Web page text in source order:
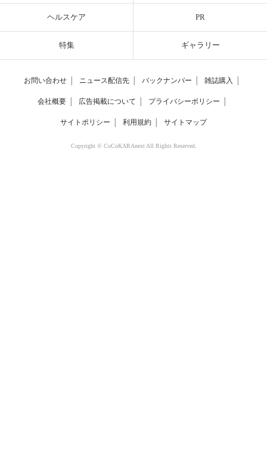
ヘルスケア PR
特集 ギャラリー
お問い合わせ ニュース配信先 バックナンバー 雑誌購入
会社概要 広告掲載について プライバシーポリシー
サイトポリシー 利用規約 サイトマップ
Copyright © CoCoKARAnext All Rights Reserved.